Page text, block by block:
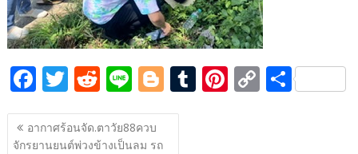
F
ac
e
T
w
itt
R
e
d
Li
n
e
Bl
o
T Pi C S
แนะแนว
เรื่อง
อากาศร้อนจัด.ตาวัย88ควบ
จักรยานยนต์พ่วงข้างเป็นลม รถ